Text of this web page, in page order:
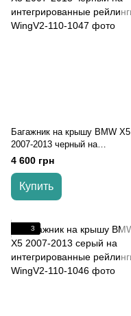
Багажник на крышу BMW X5
2007-2013 черный на
интегрированные рейлинги
4 600 грн
Купить
3